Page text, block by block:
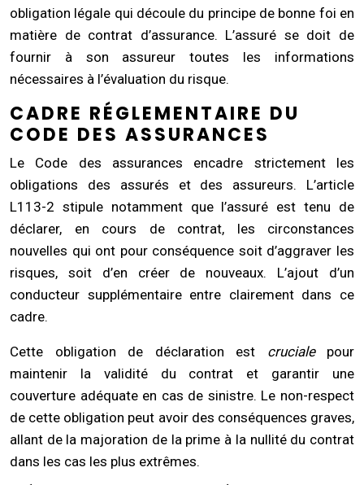
obligation légale qui découle du principe de bonne foi en
matière de contrat d’assurance. L’assuré se doit de
fournir à son assureur toutes les informations
nécessaires à l’évaluation du risque.
CADRE RÉGLEMENTAIRE DU
CODE DES ASSURANCES
Le Code des assurances encadre strictement les
obligations des assurés et des assureurs. L’article
L113-2 stipule notamment que l’assuré est tenu de
déclarer, en cours de contrat, les circonstances
nouvelles qui ont pour conséquence soit d’aggraver les
risques, soit d’en créer de nouveaux. L’ajout d’un
conducteur supplémentaire entre clairement dans ce
cadre.
Cette obligation de déclaration est cruciale pour
maintenir la validité du contrat et garantir une
couverture adéquate en cas de sinistre. Le non-respect
de cette obligation peut avoir des conséquences graves,
allant de la majoration de la prime à la nullité du contrat
dans les cas les plus extrêmes.